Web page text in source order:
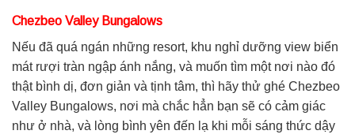
Chezbeo Valley Bungalows
Nếu đã quá ngán những resort, khu nghỉ dưỡng view biển
mát rượi tràn ngập ánh nắng, và muốn tìm một nơi nào đó
thật bình dị, đơn giản và tịnh tâm, thì hãy thử ghé Chezbeo
Valley Bungalows, nơi mà chắc hẳn bạn sẽ có cảm giác
như ở nhà, và lòng bình yên đến lạ khi mỗi sáng thức dậy